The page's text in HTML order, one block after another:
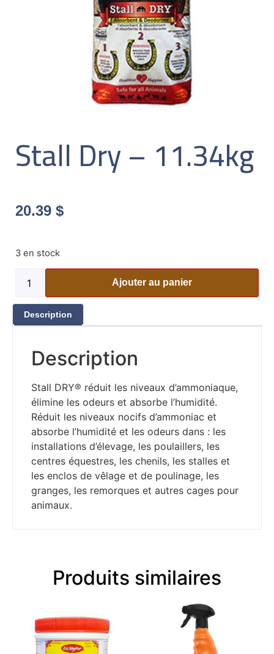
Stall Dry – 11.34kg
20.39 $
3 en stock
Ajouter au panier
Description
Description
Stall DRY® réduit les niveaux d’ammoniaque,
élimine les odeurs et absorbe l’humidité.
Réduit les niveaux nocifs d’ammoniac et
absorbe l’humidité et les odeurs dans : les
installations d’élevage, les poulaillers, les
centres équestres, les chenils, les stalles et
les enclos de vêlage et de poulinage, les
granges, les remorques et autres cages pour
animaux.
Produits similaires